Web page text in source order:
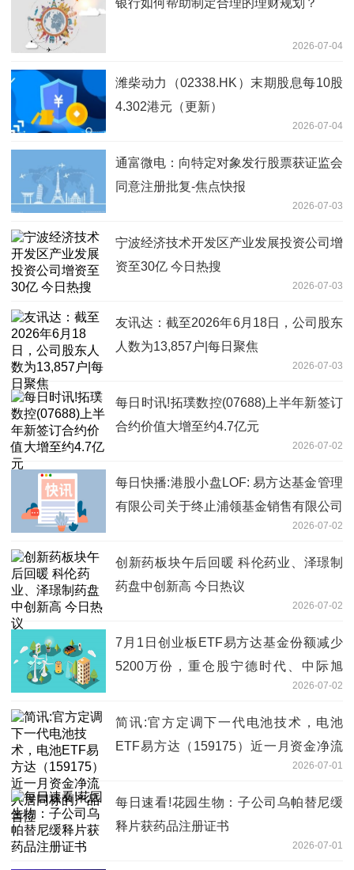
2026-07-04
潍柴动力（02338.HK）末期股息每10股
4.302港元（更新）
2026-07-04
通富微电：向特定对象发行股票获证监会
同意注册批复-焦点快报
2026-07-03
宁波经济技术开发区产业发展投资公司增
资至30亿 今日热搜
2026-07-03
友讯达：截至2026年6月18日，公司股东
人数为13,857户|每日聚焦
2026-07-03
每日时讯!拓璞数控(07688)上半年新签订
合约价值大增至约4.7亿元
2026-07-02
每日快播:港股小盘LOF: 易方达基金管理
有限公司关于终止浦领基金销售有限公司
办理本公司旗下基金销售业务的公告2026-07-02
创新药板块午后回暖 科伦药业、泽璟制
药盘中创新高 今日热议
2026-07-02
7月1日创业板ETF易方达基金份额减少
5200万份，重仓股宁德时代、中际旭
2026-07-02
简讯:官方定调下一代电池技术，电池
ETF易方达（159175）近一月资金净流
2026-07-01
每日速看!花园生物：子公司乌帕替尼缓
释片获药品注册证书
2026-07-01